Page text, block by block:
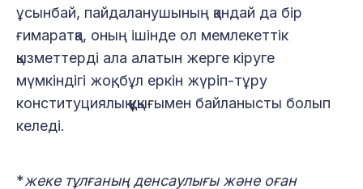
ұсынбай, пайдаланушының қандай да бір
ғимаратқа, оның ішінде ол мемлекеттік
қызметтерді ала алатын жерге кіруге
мүмкіндігі жоқ, бұл еркін жүріп-тұру
конституциялық құқығымен байланысты болып
келеді.
*жеке тұлғаның денсаулығы және оған